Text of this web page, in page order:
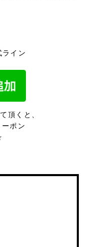
ライン
頂くと、
ポン